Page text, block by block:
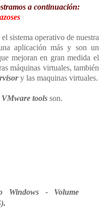
a continuación:
sistema operativo de nuestra
aplicación más y son un
mejoran en gran medida el
máquinas virtuales, también
y las maquinas virtuales.
VMware tools son.
Windows - Volume